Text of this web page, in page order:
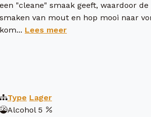
een "cleane" smaak geeft, waardoor de
smaken van mout en hop mooi naar
kom... Lees meer
Type Lager
Alcohol 5